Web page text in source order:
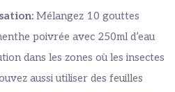
Mélangez 10 gouttes
poivrée avec 250ml d’eau
dans les zones où les insectes
aussi utiliser des feuilles